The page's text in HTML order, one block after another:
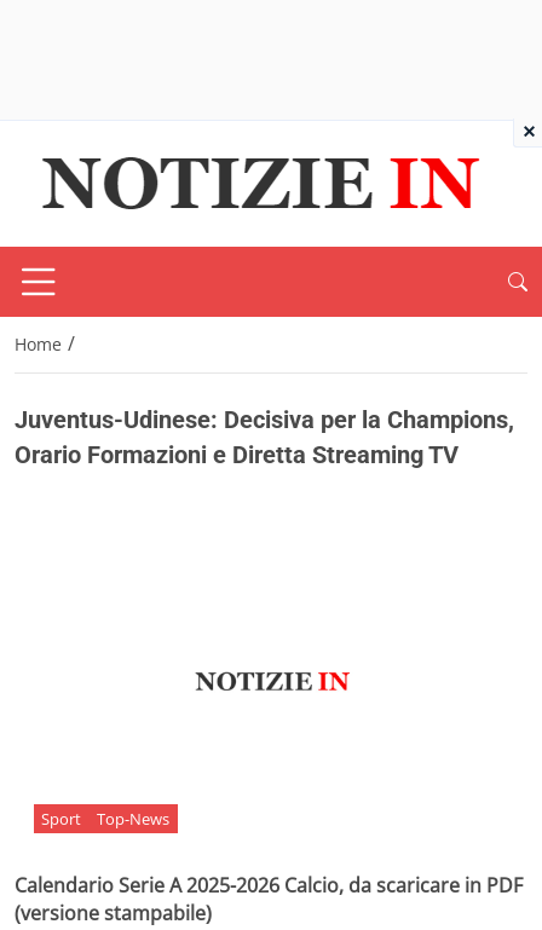
Home /
Juventus-Udinese: Decisiva per la Champions,
Orario Formazioni e Diretta Streaming TV
Sport Top-News
Calendario Serie A 2025-2026 Calcio, da scaricare in PDF
(versione stampabile)
×